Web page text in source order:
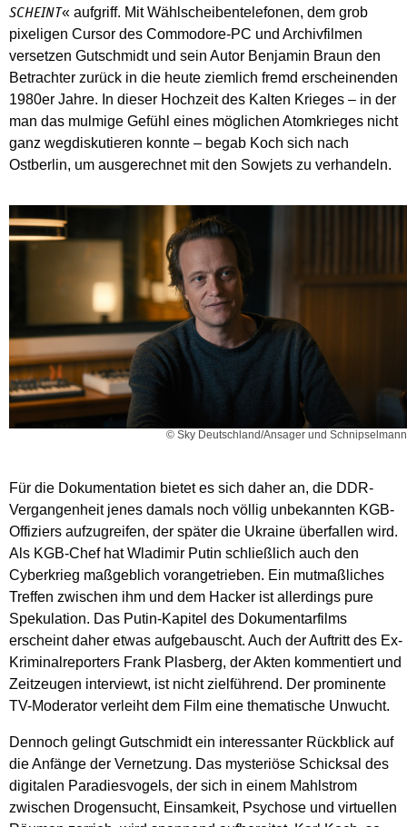
SCHEINT« aufgriff. Mit Wählscheibentelefonen, dem grob
pixeligen Cursor des Commodore-PC und Archivfilmen
versetzen Gutschmidt und sein Autor Benjamin Braun den
Betrachter zurück in die heute ziemlich fremd erscheinenden
1980er Jahre. In dieser Hochzeit des Kalten Krieges – in der
man das mulmige Gefühl eines möglichen Atomkrieges nicht
ganz wegdiskutieren konnte – begab Koch sich nach
Ostberlin, um ausgerechnet mit den Sowjets zu verhandeln.
© Sky Deutschland/Ansager und Schnipselmann
Für die Dokumentation bietet es sich daher an, die DDR-
Vergangenheit jenes damals noch völlig unbekannten KGB-
Offiziers aufzugreifen, der später die Ukraine überfallen wird.
Als KGB-Chef hat Wladimir Putin schließlich auch den
Cyberkrieg maßgeblich vorangetrieben. Ein mutmaßliches
Treffen zwischen ihm und dem Hacker ist allerdings pure
Spekulation. Das Putin-Kapitel des Dokumentarfilms
erscheint daher etwas aufgebauscht. Auch der Auftritt des Ex-
Kriminalreporters Frank Plasberg, der Akten kommentiert und
Zeitzeugen interviewt, ist nicht zielführend. Der prominente
TV-Moderator verleiht dem Film eine thematische Unwucht.
Dennoch gelingt Gutschmidt ein interessanter Rückblick auf
die Anfänge der Vernetzung. Das mysteriöse Schicksal des
digitalen Paradiesvogels, der sich in einem Mahlstrom
zwischen Drogensucht, Einsamkeit, Psychose und virtuellen